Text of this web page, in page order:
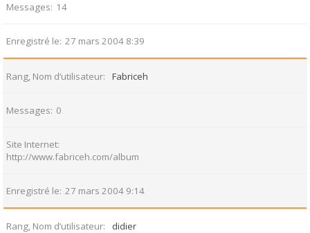
Messages 14
Enregistré le 27 mars 2004 8:39
Rang, Nom d’utilisateur Fabriceh
Messages 0
Site Internet
http://www.fabriceh.com/album
Enregistré le 27 mars 2004 9:14
Rang, Nom d’utilisateur didier